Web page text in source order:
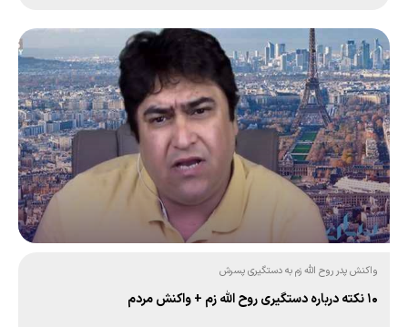
واکنش پدر روح الله زم به دستگیری پسرش
۱۰ نکته درباره دستگیری روح الله زم + واکنش مردم